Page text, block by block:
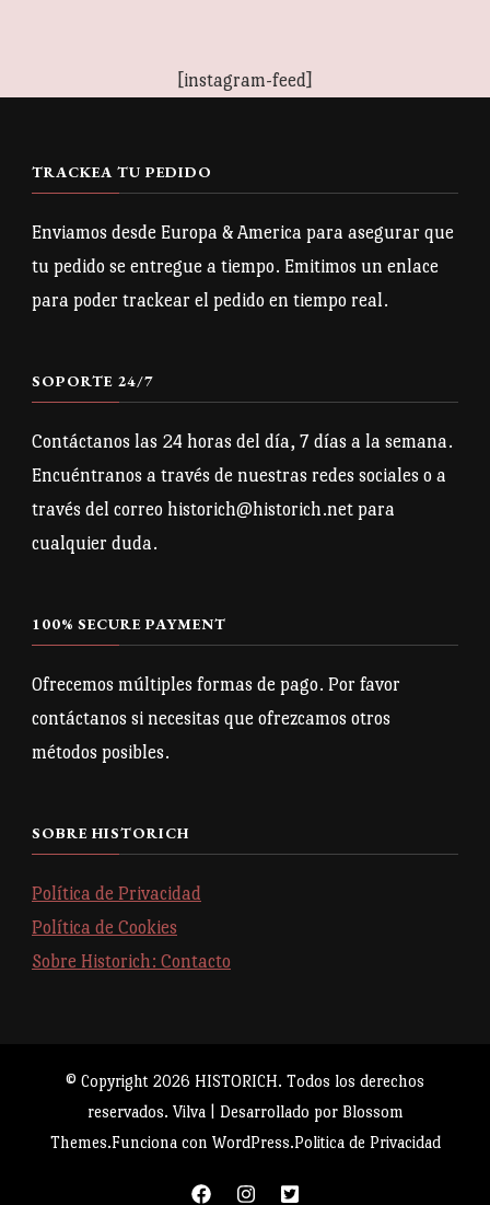
[instagram-feed]
TRACKEA TU PEDIDO
Enviamos desde Europa & America para asegurar que
tu pedido se entregue a tiempo. Emitimos un enlace
para poder trackear el pedido en tiempo real.
SOPORTE 24/7
Contáctanos las 24 horas del día, 7 días a la semana.
Encuéntranos a través de nuestras redes sociales o a
través del correo historich@historich.net para
cualquier duda.
100% SECURE PAYMENT
Ofrecemos múltiples formas de pago. Por favor
contáctanos si necesitas que ofrezcamos otros
métodos posibles.
SOBRE HISTORICH
Política de Privacidad
Política de Cookies
Sobre Historich: Contacto
© Copyright 2026 HISTORICH. Todos los derechos
reservados. Vilva | Desarrollado por Blossom
Themes.Funciona con WordPress.Politica de Privacidad